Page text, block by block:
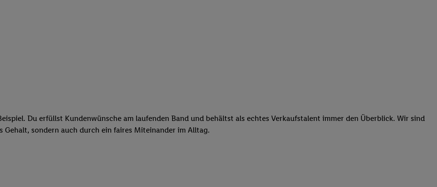
Du erfüllst Kundenwünsche am laufenden Band und behältst als echtes Verkaufstalent immer den Überblick. Wir sind
sondern auch durch ein faires Miteinander im Alltag.